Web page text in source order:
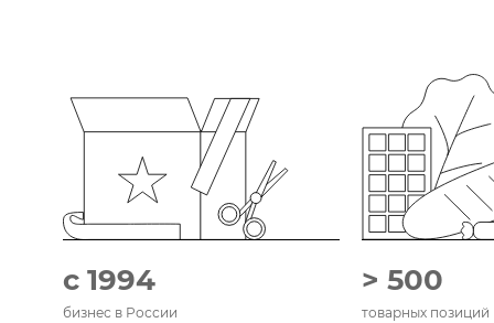
с 1994
бизнес в России
> 500
товарных позиций